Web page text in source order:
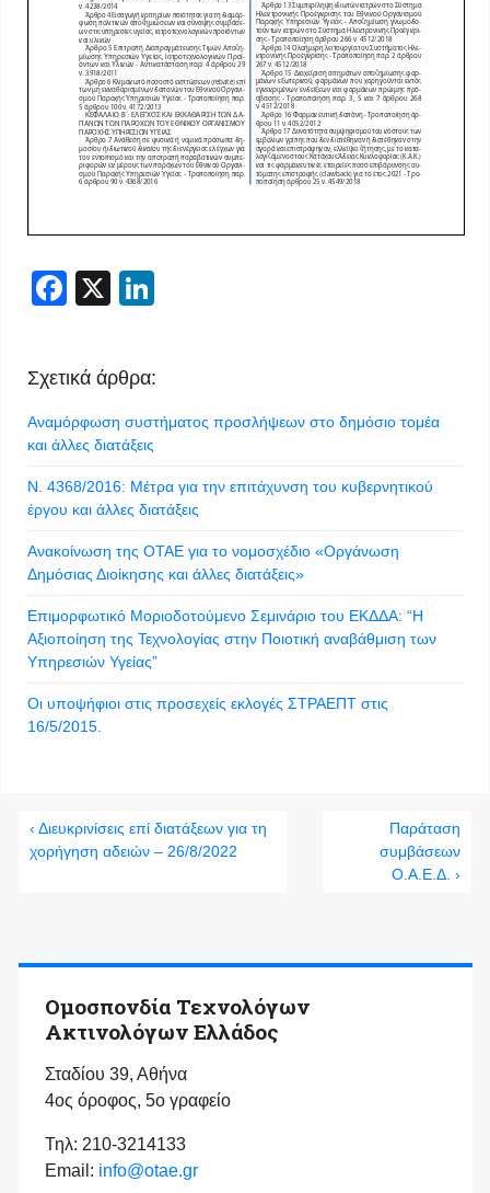
Facebook
X
Σχετικά άρθρα:
Αναμόρφωση συστήματος προσλήψεων στο δημόσιο τομέα
και άλλες διατάξεις
Ν. 4368/2016: Μέτρα για την επιτάχυνση του κυβερνητικού
έργου και άλλες διατάξεις
Ανακοίνωση της ΟΤΑΕ για το νομοσχέδιο «Οργάνωση
Δημόσιας Διοίκησης και άλλες διατάξεις»
Επιμορφωτικό Μοριοδοτούμενο Σεμινάριο του ΕΚΔΔΑ: “Η
Αξιοποίηση της Τεχνολογίας στην Ποιοτική αναβάθμιση των
Υπηρεσιών Υγείας”
Οι υποψήφιοι στις προσεχείς εκλογές ΣΤΡΑΕΠΤ στις
16/5/2015.
‹ Διευκρινίσεις επί διατάξεων για τη
χορήγηση αδειών – 26/8/2022
Παράταση
συμβάσεων
Ο.Α.Ε.Δ. ›
Ομοσπονδία Τεχνολόγων
Ακτινολόγων Ελλάδος
Σταδίου 39, Αθήνα
4ος όροφος, 5ο γραφείο
Τηλ: 210-3214133
Email: info@otae.gr